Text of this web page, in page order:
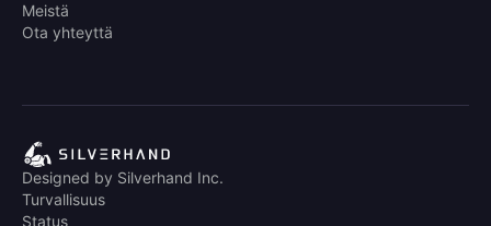
Meistä
Ota yhteyttä
Designed by Silverhand Inc.
Turvallisuus
Status